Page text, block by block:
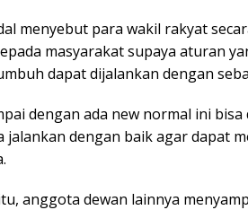
menyebut para wakil rakyat
masyarakat supaya aturan
dapat dijalankan dengan
dengan ada new normal ini
jalankan dengan baik agar dapat
anggota dewan lainnya